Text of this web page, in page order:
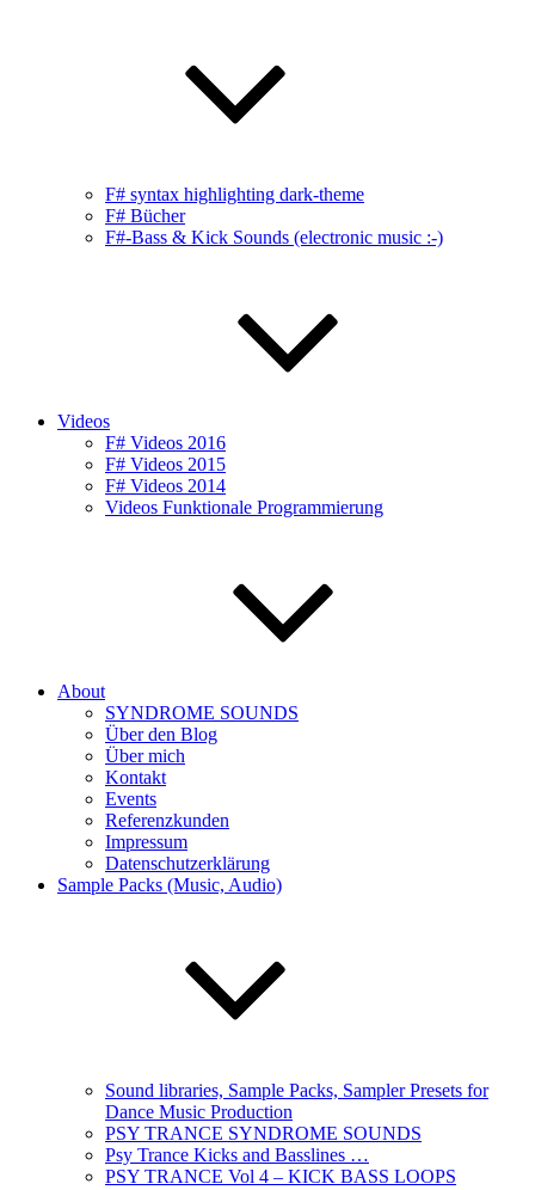
F# syntax highlighting dark-theme
F# Bücher
F#-Bass & Kick Sounds (electronic music :-)
Videos
F# Videos 2016
F# Videos 2015
F# Videos 2014
Videos Funktionale Programmierung
About
SYNDROME SOUNDS
Über den Blog
Über mich
Kontakt
Events
Referenzkunden
Impressum
Datenschutzerklärung
Sample Packs (Music, Audio)
Sound libraries, Sample Packs, Sampler Presets for
Dance Music Production
PSY TRANCE SYNDROME SOUNDS
Psy Trance Kicks and Basslines …
PSY TRANCE Vol 4 – KICK BASS LOOPS